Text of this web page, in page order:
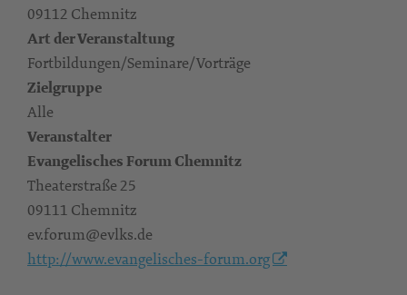
09112 Chemnitz
Art der Veranstaltung
Fortbildungen/Seminare/Vorträge
Zielgruppe
Alle
Veranstalter
Evangelisches Forum Chemnitz
Theaterstraße 25
09111 Chemnitz
ev.forum@evlks.de
http://www.evangelisches-forum.org